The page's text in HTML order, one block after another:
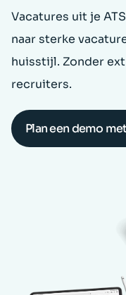
Vacatures uit je
naar sterke
huisstijl. Zonder
recruiters.
Plan een demo